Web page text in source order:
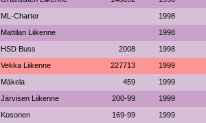
ML-Charter 1998
Mattilan Liikenne 1998
HSD Buss 2008 1998
Vekka Liikenne 227713 1999
Mäkela 459 1999
Järvisen Liikenne 200-99 1999
Kosonen 169-99 1999